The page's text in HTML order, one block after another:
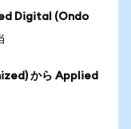
Digital (Ondo
から Applied